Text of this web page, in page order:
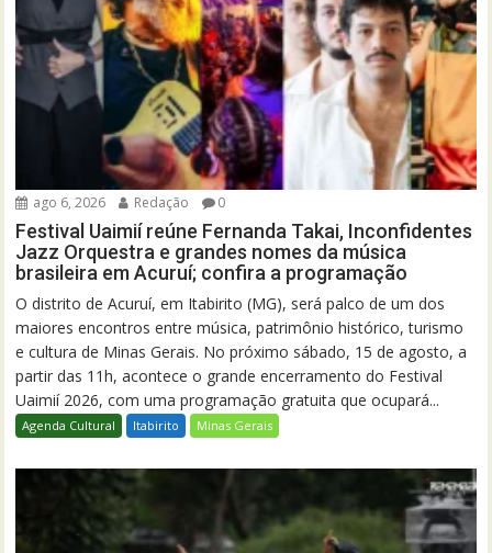
ago 6, 2026 Redação 0
Festival Uaimií reúne Fernanda Takai, Inconfidentes
Jazz Orquestra e grandes nomes da música
brasileira em Acuruí; confira a programação
O distrito de Acuruí, em Itabirito (MG), será palco de um dos
maiores encontros entre música, patrimônio histórico, turismo
e cultura de Minas Gerais. No próximo sábado, 15 de agosto, a
partir das 11h, acontece o grande encerramento do Festival
Uaimií 2026, com uma programação gratuita que ocupará...
Agenda Cultural Itabirito Minas Gerais